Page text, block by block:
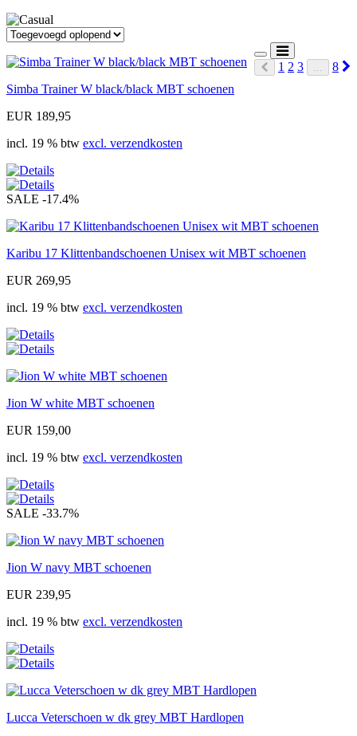
Prev
1 2 3 8
Simba Trainer W black/black MBT schoenen
EUR 189,95
incl. 19 % btw excl. verzendkosten
SALE -17.4%
Karibu 17 Klittenbandschoenen Unisex wit MBT schoenen
EUR 269,95
incl. 19 % btw excl. verzendkosten
Jion W white MBT schoenen
EUR 159,00
incl. 19 % btw excl. verzendkosten
SALE -33.7%
Jion W navy MBT schoenen
EUR 239,95
incl. 19 % btw excl. verzendkosten
Lucca Veterschoen w dk grey MBT Hardlopen